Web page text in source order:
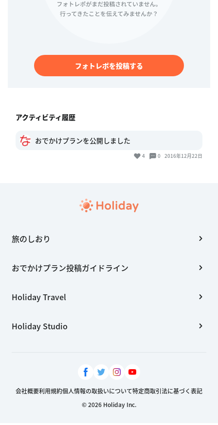
フォトレポを投稿する
アクティビティ履歴
おでかけプランを公開しました
4 0 2016年12月22日
旅のしおり
おでかけプラン投稿ガイドライン
Holiday Travel
Holiday Studio
会社概要利用規約個人情報の取扱いについて特定商取引法に基づく表記
© 2026 Holiday Inc.